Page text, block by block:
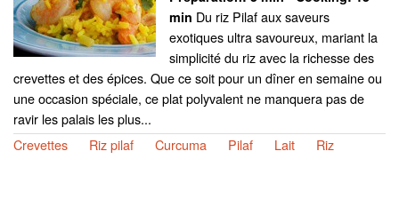
min Du riz Pilaf aux saveurs
exotiques ultra savoureux, mariant la
simplicité du riz avec la richesse des
crevettes et des épices. Que ce soit pour un dîner en semaine ou
une occasion spéciale, ce plat polyvalent ne manquera pas de
ravir les palais les plus...
Crevettes
Riz pilaf Curcuma Pilaf Lait Riz